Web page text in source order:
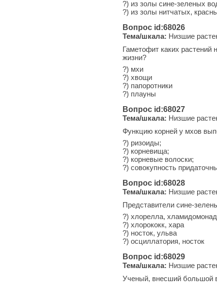
?) из золы сине-зеленых
?) из золы нитчатых,
Вопрос id:68026
Тема/шкала: Низшие
Гаметофит каких
жизни?
?) мхи
?) хвощи
?) папоротники
?) плауны
Вопрос id:68027
Тема/шкала: Низшие
Функцию корней у мхов
?) ризоиды;
?) корневища;
?) корневые волоски;
?) совокупность
Вопрос id:68028
Тема/шкала: Низшие
Представители сине-
?) хлорелла,
?) хлорококк, хара
?) носток, ульва
?) осциллатория, носток
Вопрос id:68029
Тема/шкала: Низшие
Ученый, внесший большой